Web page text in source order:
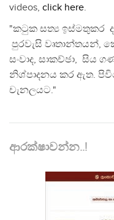
videos, click here.
"කටුක සත්‍ය ඉස්මතුකර
පුරවැසි වෘතාන්තයන්,
සංවාද, සාකච්ඡා, සිය
නිශ්පාදනය කර ඇත.
චැනලයට."
ආරක්ෂාවන්න..!